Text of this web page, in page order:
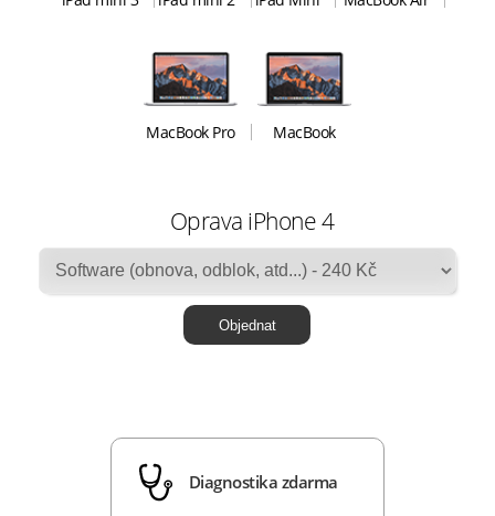
MacBook Pro MacBook
Oprava iPhone 4
Diagnostika zdarma